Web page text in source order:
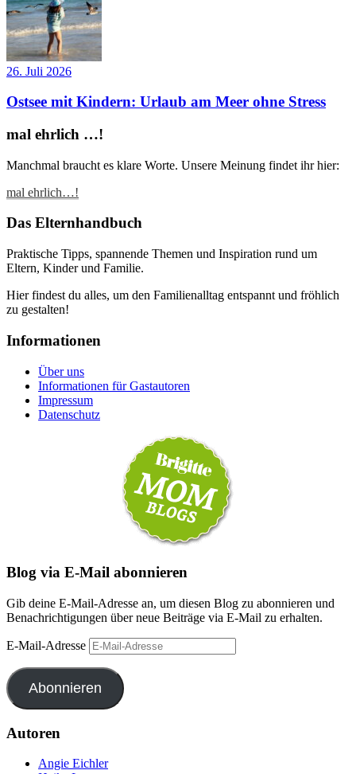
26. Juli 2026
Ostsee mit Kindern: Urlaub am Meer ohne Stress
mal ehrlich …!
Manchmal braucht es klare Worte. Unsere Meinung findet ihr hier:
mal ehrlich…!
Das Elternhandbuch
Praktische Tipps, spannende Themen und Inspiration rund um
Eltern, Kinder und Familie.
Hier findest du alles, um den Familienalltag entspannt und fröhlich
zu gestalten!
Informationen
Über uns
Informationen für Gastautoren
Impressum
Datenschutz
Blog via E-Mail abonnieren
Gib deine E-Mail-Adresse an, um diesen Blog zu abonnieren und
Benachrichtigungen über neue Beiträge via E-Mail zu erhalten.
E-Mail-Adresse
Abonnieren
Autoren
Angie Eichler